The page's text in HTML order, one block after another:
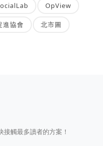
OpView
進協會 北市圖
觸最多讀者的方案！